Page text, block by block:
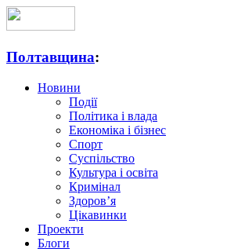
Полтавщина:
Новини
Події
Політика і влада
Економіка і бізнес
Спорт
Суспільство
Культура і освіта
Кримінал
Здоров’я
Цікавинки
Проекти
Блоги